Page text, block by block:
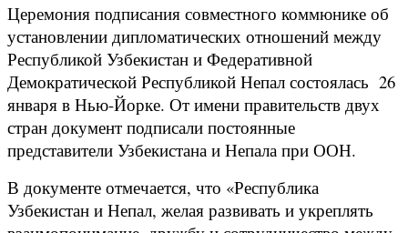
Церемония подписания совместного коммюнике об
установлении дипломатических отношений между
Республикой Узбекистан и Федеративной
Демократической Республикой Непал состоялась 26
января в Нью-Йорке. От имени правительств двух
стран документ подписали постоянные
представители Узбекистана и Непала при ООН.
В документе отмечается, что «Республика
Узбекистан и Непал, желая развивать и укреплять